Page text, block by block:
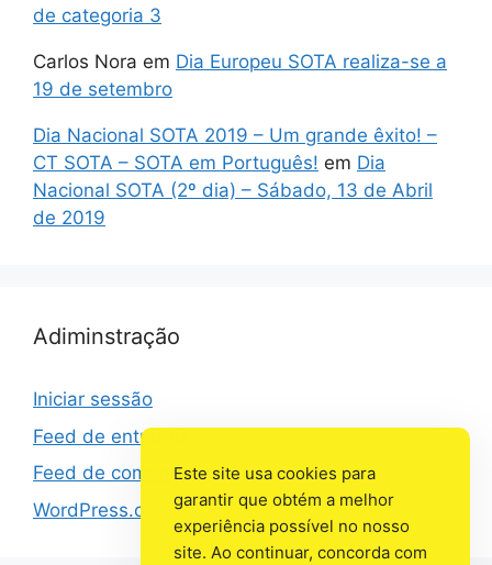
de categoria 3
Carlos Nora em Dia Europeu SOTA realiza-se a
19 de setembro
Dia Nacional SOTA 2019 – Um grande êxito! –
CT SOTA – SOTA em Português! em Dia
Nacional SOTA (2º dia) – Sábado, 13 de Abril
de 2019
Adiminstração
Iniciar sessão
Feed de entradas
Feed de comentários
WordPress.org
Este site usa cookies para
garantir que obtém a melhor
experiência possível no nosso
site. Ao continuar, concorda com